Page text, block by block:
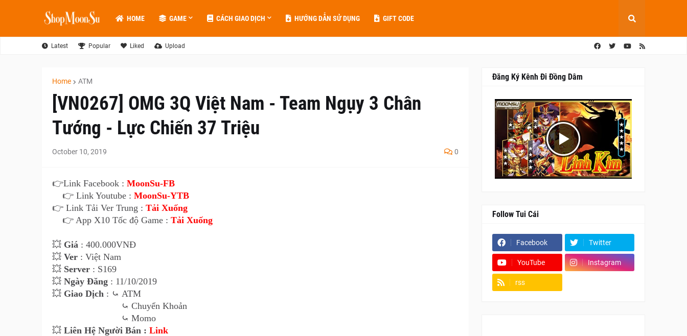
HOME GAME CÁCH GIAO DỊCH HƯỚNG DẪN SỬ DỤNG GIFT CODE
Latest Popular Liked Upload
Home ATM
[VN0267] OMG 3Q Việt Nam - Team Ngụy 3 Chân
Tướng - Lực Chiến 37 Triệu
October 10, 2019 0
👉Link Facebook : MoonSu-FB
👉 Link Youtube : MoonSu-YTB
👉 Link Tải Ver Trung : Tải Xuống
👉 App X10 Tốc độ Game : Tải Xuống
💥 Giá : 400.000VNĐ
💥 Ver : Việt Nam
💥 Server : S169
💥 Ngày Đăng : 11/10/2019
💥 Giao Dịch : ⤿ ATM
⤿ Chuyển Khoản
⤿ Momo
💥 Liên Hệ Người Bán : Link
Đăng Ký Kênh Đi Đồng Dâm
Follow Tui Cái
Facebook Twitter
YouTube Instagram
rss